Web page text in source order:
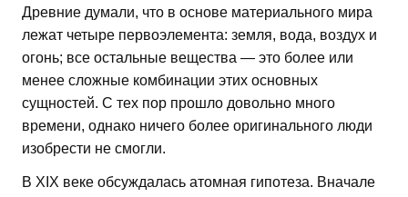
Древние думали, что в основе материального мира
лежат четыре первоэлемента: земля, вода, воздух и
огонь; все остальные вещества — это более или
менее сложные комбинации этих основных
сущностей. С тех пор прошло довольно много
времени, однако ничего более оригинального люди
изобрести не смогли.
В XIX веке обсуждалась атомная гипотеза. Вначале